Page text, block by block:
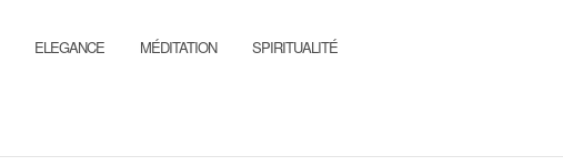
ELEGANCE MÉDITATION SPIRITUALITÉ